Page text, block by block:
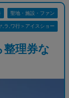
聖地・施設・ファン
,ラ,ワ行＞アイスショー
理券な